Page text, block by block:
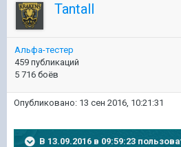
Tantall
Альфа-тестер
459 публикаций
5 716 боёв
Опубликовано: 13 сен 2016, 10:21:31
В 13.09.2016 в 09:59:23